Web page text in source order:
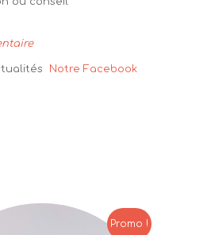
Notre Facebook
Promo !